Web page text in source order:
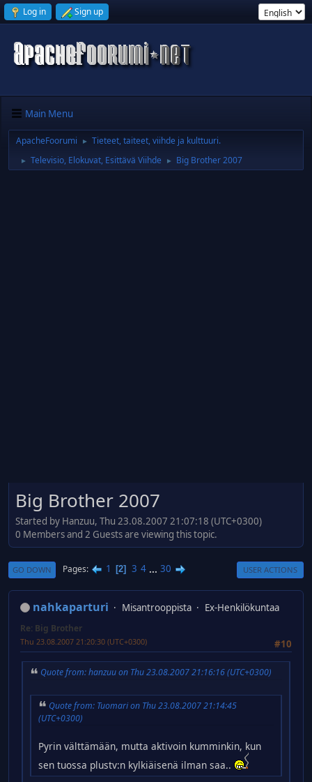
Log in Sign up
Main Menu
ApacheFoorumi ► Tieteet, taiteet, viihde ja kulttuuri.
► Televisio, Elokuvat, Esittävä Viihde ► Big Brother 2007
Big Brother 2007
Started by Hanzuu, Thu 23.08.2007 21:07:18 (UTC+0300)
0 Members and 2 Guests are viewing this topic.
GO DOWN Pages 1 2 3 4 ... 30 USER ACTIONS
nahkaparturi Misantrooppista Ex-Henkilökuntaa
Re: Big Brother
#10
Thu 23.08.2007 21:20:30 (UTC+0300)
Quote from: hanzuu on Thu 23.08.2007 21:16:16 (UTC+0300)
Quote from: Tuomari on Thu 23.08.2007 21:14:45
(UTC+0300)
Pyrin välttämään, mutta aktivoin kumminkin, kun
sen tuossa plustv:n kylkiäisenä ilman saa..